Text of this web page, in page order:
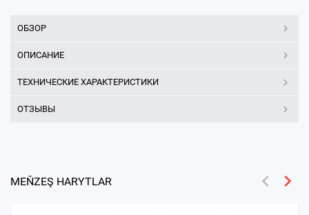
ОБЗОР
ОПИСАНИЕ
ТЕХНИЧЕСКИЕ ХАРАКТЕРИСТИКИ
ОТЗЫВЫ
MEŇZEŞ HARYTLAR